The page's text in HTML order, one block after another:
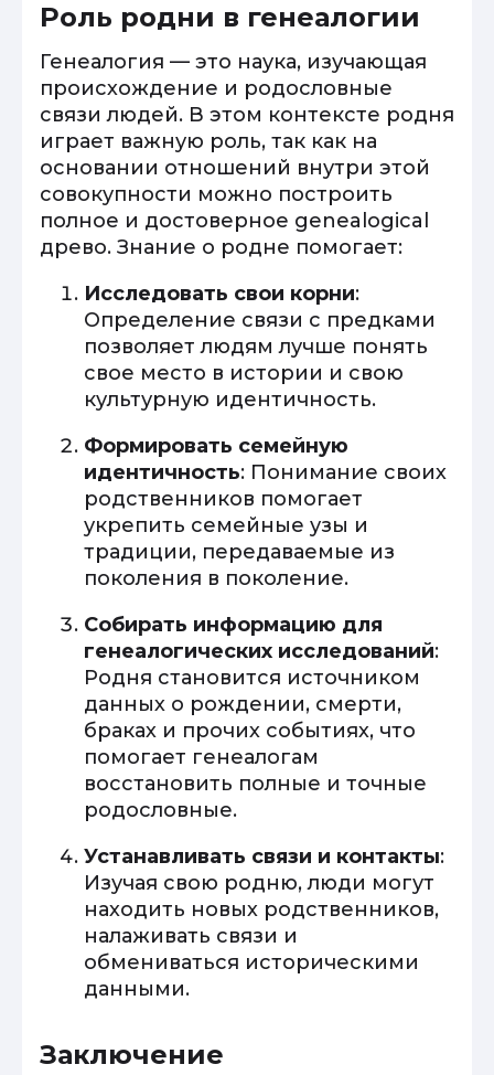
Роль родни в генеалогии
Генеалогия — это наука, изучающая
происхождение и родословные
связи людей. В этом контексте родня
играет важную роль, так как на
основании отношений внутри этой
совокупности можно построить
полное и достоверное genealogical
древо. Знание о родне помогает:
Исследовать свои корни:
Определение связи с предками
позволяет людям лучше понять
свое место в истории и свою
культурную идентичность.
Формировать семейную
идентичность: Понимание своих
родственников помогает
укрепить семейные узы и
традиции, передаваемые из
поколения в поколение.
Собирать информацию для
генеалогических исследований:
Родня становится источником
данных о рождении, смерти,
браках и прочих событиях, что
помогает генеалогам
восстановить полные и точные
родословные.
Устанавливать связи и контакты:
Изучая свою родню, люди могут
находить новых родственников,
налаживать связи и
обмениваться историческими
данными.
Заключение